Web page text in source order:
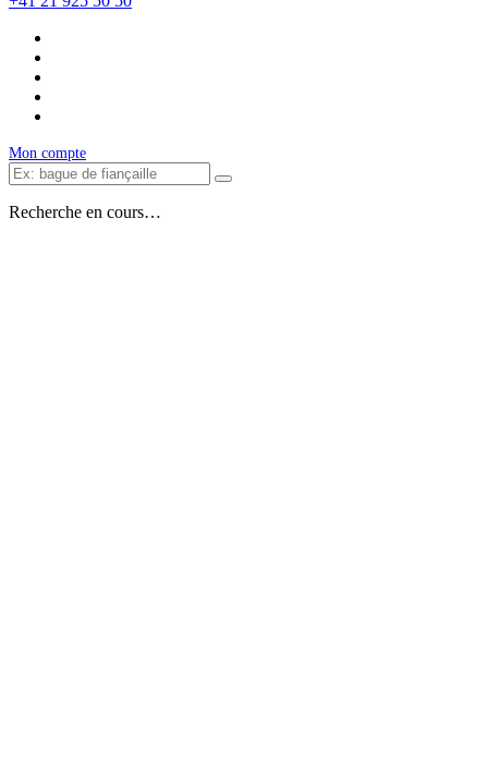
Mon compte
Recherche en cours…